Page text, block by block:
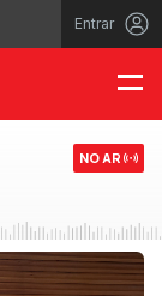
Entrar
NO AR